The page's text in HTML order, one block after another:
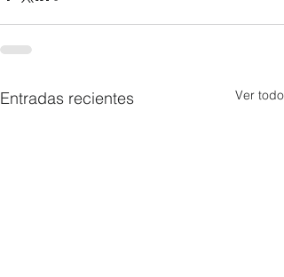
Entradas recientes Ver todo